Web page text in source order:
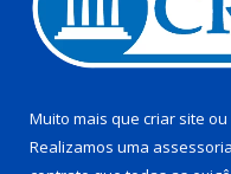
Muito mais que criar site ou
Realizamos uma assessoria